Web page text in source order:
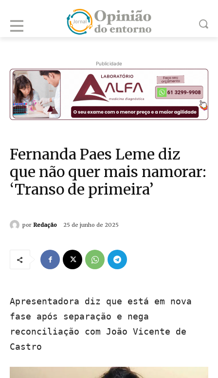
Publicidade
Fernanda Paes Leme diz
que não quer mais namorar:
‘Transo de primeira’
por Redação 25 de junho de 2025
Apresentadora diz que está em nova
fase após separação e nega
reconciliação com João Vicente de
Castro